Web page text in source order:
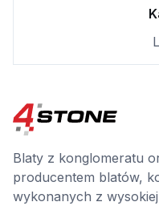
Blaty z konglomeratu
producentem blatów,
wykonanych z